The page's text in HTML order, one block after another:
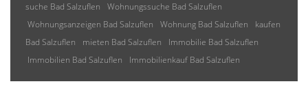
suche Bad Salzuflen
Wohnungssuche Bad Salzuflen
Wohnungsanzeigen Bad Salzuflen
Wohnung Bad Salzuflen
kaufen
Bad Salzuflen
mieten Bad Salzuflen
Immobilie Bad Salzuflen
Immobilien Bad Salzuflen
Immobilienkauf Bad Salzuflen